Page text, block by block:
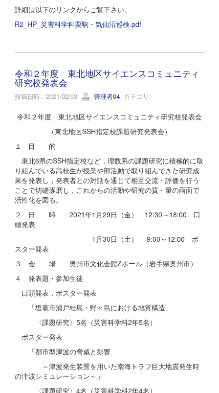
詳細は以下のリンクからご覧下さい。
R2_HP_災害科学科栗駒・気仙沼巡検.pdf
令和２年度 東北地区サイエンスコミュニティ
研究校発表会
投稿日時 : 2021/02/03 管理者04 カテゴリ:
令和２年度 東北地区サイエンスコミュニティ研究校発表会
（東北地区SSH指定校課題研究発表会）
１ 目 的
東北6県のSSH指定校など，理数系の課題研究に積極的に取
り組んでいる高校生が授業や部活動で取り組んできた研究成
果を発表し，発表者との対話を通じて相互交流・評価を行う
ことで切磋琢磨し，これからの活動や研究の質・量の両面で
活性化を図る。
２ 日 時 2021年1月29日（金） 12:30～18:00 口
頭発表
1月30日（土） 9:00～12:00 ポ
スター発表
３ 会 場 奥州市文化会館Zホール（岩手県奥州市）
４ 発表題・参加生徒
口頭発表，ポスター発表
「塩竈市浦戸桂島・野々島における地質構造」
〈課題研究〉5名（災害科学科2年5名）
ポスター発表
「都市型津波の脅威と影響
～津波発生装置を用いた南海トラフ巨大地震発生時
の津波シミュレーション～」
〈課題研究〉4名（災害科学科2年4名）